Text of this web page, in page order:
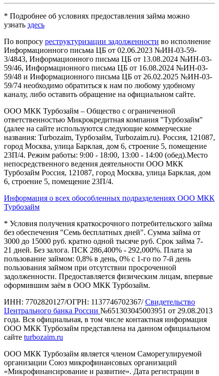
* Подробнее об условиях предоставления займа можно
узнать здесь
По вопросу реструктуризации задолженности во исполнение
Информационного письма ЦБ от 02.06.2023 №ИН-03-59-
3/4843, Информационного письма ЦБ от 13.08.2024 №ИН-03-
59/46, Информационного письма ЦБ от 16.08.2024 №ИН-03-
59/48 и Информационного письма ЦБ от 26.02.2025 №ИН-03-
59/74 необходимо обратиться к нам по любому удобному
каналу, либо оставить обращение на официальном сайте.
ООО МКК Турбозайм – Общество с ограниченной
ответственностью Микрокредитная компания "Турбозайм"
(далее на сайте используются следующие коммерческие
названия: Turbozaim, Турбозайм, Turbozaim.ru). Россия, 121087,
город Москва, улица Барклая, дом 6, строение 5, помещение
23П/4. Режим работы: 9:00 - 18:00, 13:00 - 14:00 (обед).Место
непосредственного ведения деятельности ООО МКК
Турбозайм Россия, 121087, город Москва, улица Барклая, дом
6, строение 5, помещение 23П/4.
Информация о всех обособленных подразделениях ООО МКК
Турбозайм
* Условия получения краткосрочного потребительского займа
без обеспечения "Семь бесплатных дней". Сумма займа от
3000 до 15000 руб. кратно одной тысяче руб. Срок займа 7-
21 дней. Без залога. ПСК 286,400% - 292,000%. Плата за
пользование займом: 0,8% в день, 0% с 1-го по 7-й день
пользования займом при отсутствии просроченной
задолженности. Предоставляется физическим лицам, впервые
оформившим заём в ООО МКК Турбозайм.
ИНН: 7702820127/ОГРН: 1137746702367/Свидетельство
Центрального банка России №651303045003951 от 29.08.2013
года. Вся официальная, в том числе контактная информация
ООО МКК Турбозайм представлена на данном официальном
сайте turbozaim.ru
ООО МКК Турбозайм является членом Саморегулируемой
организации Союз микрофинансовых организаций
«Микрофинансирование и развитие». Дата регистрации в